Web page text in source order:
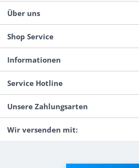
Über uns
Shop Service
Informationen
Service Hotline
Unsere Zahlungsarten
Wir versenden mit: